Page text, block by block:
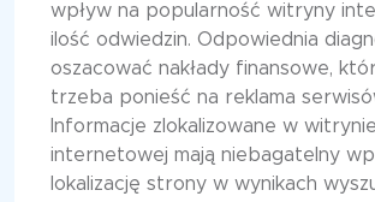
wpływ na popularność witryny
ilość odwiedzin. Odpowiednia
oszacować nakłady finansowe,
trzeba ponieść na reklama
Informacje zlokalizowane w witrynie
internetowej mają niebagatelny
lokalizację strony w wynikach